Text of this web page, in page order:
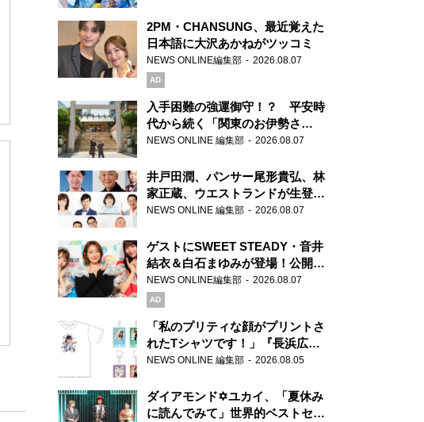
2PM・CHANSUNG、最近覚えた
日本語に大沢あかねがツッコミ
NEWS ONLINE編集部 2026.08.07
AD
入手困難の強運御守！？ 平安時
代から続く「関東のお伊勢さ
ま」、芝大神宮にてランパンプス
NEWS ONLINE 編集部 2026.08.07
井戸田潤、パンサー尾形貴弘、林
家正蔵、ウエストランドが生登
場！『ラジオビバリー昼ズ』
NEWS ONLINE 編集部 2026.08.07
ゲストにSWEET STEADY・音井
結衣＆白石まゆみが登場！公開収
録で素顔全開！
NEWS ONLINE編集部 2026.08.07
AD
「私のプリティな顔がプリントさ
れたTシャツです！」『長浜広奈
天下無双』初の番組グッズ発売
NEWS ONLINE 編集部 2026.08.05
ダイアモンド✡ユカイ、「夏休み
に読んでみて」世界的ベストセラ